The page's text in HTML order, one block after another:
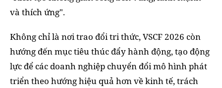
và thích ứng".
Không chỉ là nơi trao đổi tri thức, VSCF 2026 còn
hướng đến mục tiêu thúc đẩy hành động, tạo động
lực để các doanh nghiệp chuyển đổi mô hình phát
triển theo hướng hiệu quả hơn về kinh tế, trách